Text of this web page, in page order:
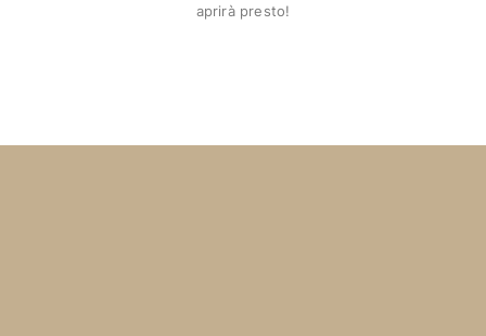
aprirà presto!